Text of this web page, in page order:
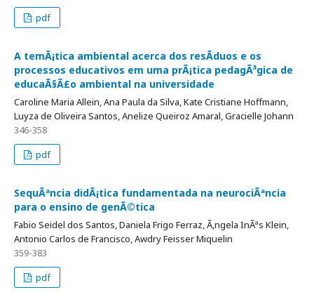
pdf
A temÃ¡tica ambiental acerca dos resÃ­duos e os
processos educativos em uma prÃ¡tica pedagÃ³gica de
educaÃ§Ã£o ambiental na universidade
Caroline Maria Allein, Ana Paula da Silva, Kate Cristiane Hoffmann,
Luyza de Oliveira Santos, Anelize Queiroz Amaral, Gracielle Johann
346-358
pdf
SequÃªncia didÃ¡tica fundamentada na neurociÃªncia
para o ensino de genÃ©tica
Fabio Seidel dos Santos, Daniela Frigo Ferraz, Ã‚ngela InÃªs Klein,
Antonio Carlos de Francisco, Awdry Feisser Miquelin
359-383
pdf